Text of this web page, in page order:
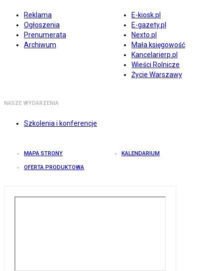
Reklama
Ogłoszenia
Prenumerata
Archiwum
E-kiosk.pl
E-gazety.pl
Nexto.pl
Mała księgowość
Kancelarierp.pl
Wieści Rolnicze
Życie Warszawy
NASZE WYDARZENIA
Szkolenia i konferencje
MAPA STRONY KALENDARIUM
OFERTA PRODUKTOWA